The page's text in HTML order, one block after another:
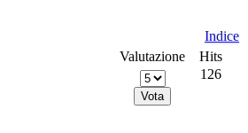
Indice
Valutazione
Hits
126